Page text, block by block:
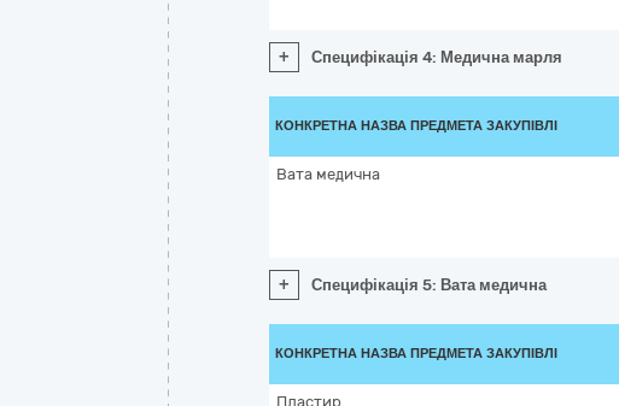
+ Специфікація 4: Медична марля
КОНКРЕТНА НАЗВА ПРЕДМЕТА ЗАКУПІВЛІ
Вата медична
+ Специфікація 5: Вата медична
КОНКРЕТНА НАЗВА ПРЕДМЕТА ЗАКУПІВЛІ
Пластир